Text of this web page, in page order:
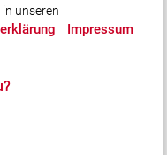
vernetzen Sie sich
unseren
Impressum